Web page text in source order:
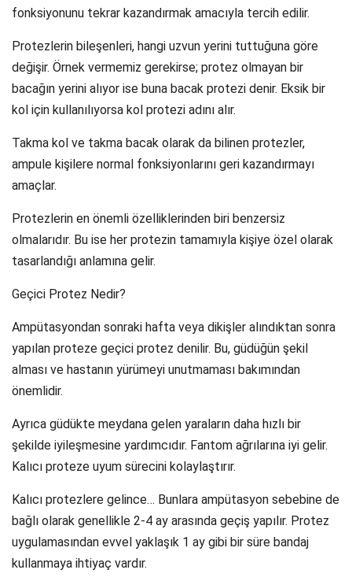
fonksiyonunu tekrar kazandırmak amacıyla tercih edilir.
Protezlerin bileşenleri, hangi uzvun yerini tuttuğuna göre
değişir. Örnek vermemiz gerekirse; protez olmayan bir
bacağın yerini alıyor ise buna bacak protezi denir. Eksik bir
kol için kullanılıyorsa kol protezi adını alır.
Takma kol ve takma bacak olarak da bilinen protezler,
ampule kişilere normal fonksiyonlarını geri kazandırmayı
amaçlar.
Protezlerin en önemli özelliklerinden biri benzersiz
olmalarıdır. Bu ise her protezin tamamıyla kişiye özel olarak
tasarlandığı anlamına gelir.
Geçici Protez Nedir?
Ampütasyondan sonraki hafta veya dikişler alındıktan sonra
yapılan proteze geçici protez denilir. Bu, güdüğün şekil
alması ve hastanın yürümeyi unutmaması bakımından
önemlidir.
Ayrıca güdükte meydana gelen yaraların daha hızlı bir
şekilde iyileşmesine yardımcıdır. Fantom ağrılarına iyi gelir.
Kalıcı proteze uyum sürecini kolaylaştırır.
Kalıcı protezlere gelince… Bunlara ampütasyon sebebine de
bağlı olarak genellikle 2-4 ay arasında geçiş yapılır. Protez
uygulamasından evvel yaklaşık 1 ay gibi bir süre bandaj
kullanmaya ihtiyaç vardır.